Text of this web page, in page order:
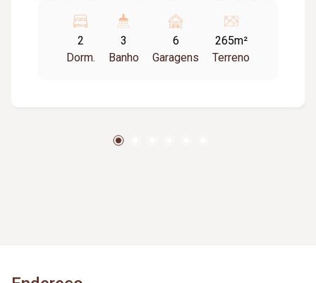
Lavanderia. Banheiro social amplo. Área
gourmet. (Cozinha, lavanderia banheiros e Área
gourmet com armários planejados). Cozinha com
2
Dorm.
3
Banho
6
Garagens
265m²
Terreno